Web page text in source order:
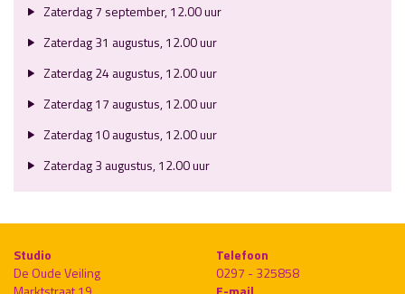
Zaterdag 7 september, 12.00 uur
Zaterdag 31 augustus, 12.00 uur
Zaterdag 24 augustus, 12.00 uur
Zaterdag 17 augustus, 12.00 uur
Zaterdag 10 augustus, 12.00 uur
Zaterdag 3 augustus, 12.00 uur
Studio
De Oude Veiling
Telefoon
0297 - 325858